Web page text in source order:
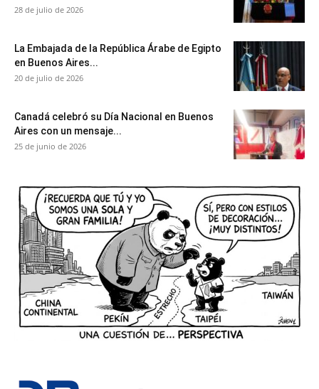
28 de julio de 2026
La Embajada de la República Árabe de Egipto
en Buenos Aires...
20 de julio de 2026
Canadá celebró su Día Nacional en Buenos
Aires con un mensaje...
25 de junio de 2026